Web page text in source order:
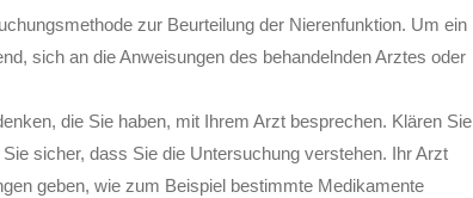
zur Beurteilung der Nierenfunktion. Um ein
sich an die Anweisungen des behandelnden Arztes oder
die Sie haben, mit Ihrem Arzt besprechen. Klären Sie
sicher, dass Sie die Untersuchung verstehen. Ihr Arzt
geben, wie zum Beispiel bestimmte Medikamente